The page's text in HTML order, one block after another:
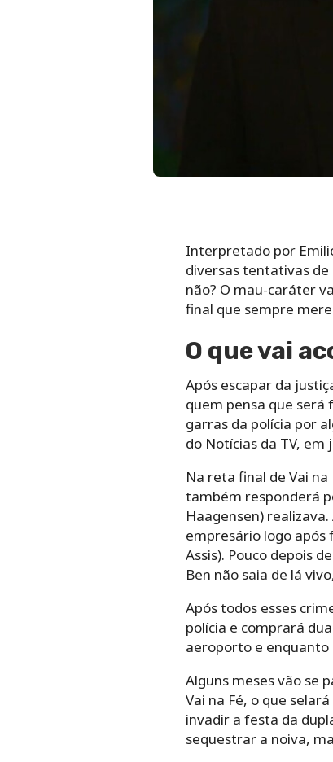
Interpretado por
diversas tentativas de
não? O mau-caráter
final que sempre
O que vai
Após escapar da
quem pensa que será
garras da polícia por
do Notícias da TV, em
Na reta final de Vai
também responderá
Haagensen)
empresário logo após
Assis). Pouco depois
Ben não saia de lá
Após todos esses
polícia e comprará
aeroporto e enquanto
Alguns meses vão se
Vai na Fé, o que
invadir a festa da
sequestrar a noiva,